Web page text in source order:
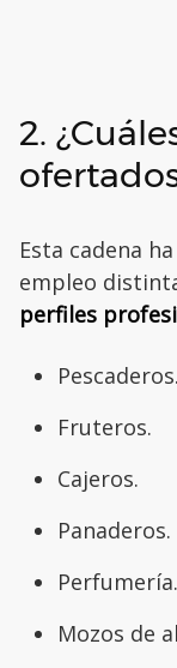
2.
Esta cadena
empleo
perfiles
Pescaderos.
Fruteros.
Cajeros.
Panaderos.
Perfumería.
Mozos de